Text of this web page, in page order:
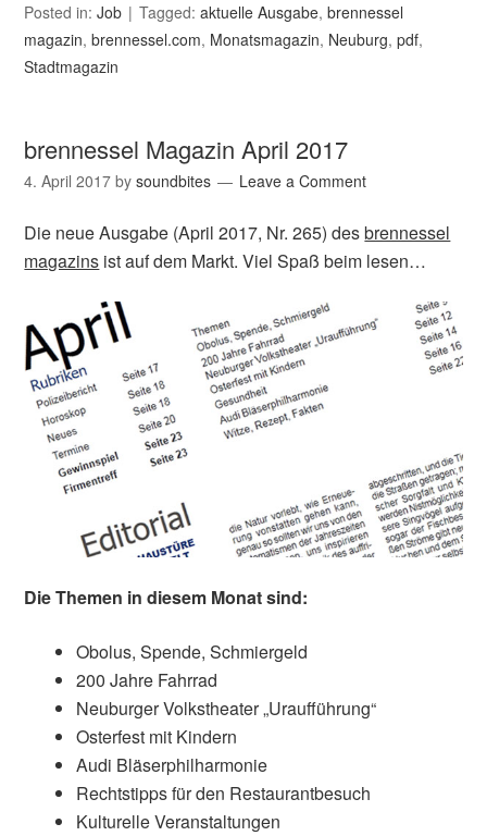
Posted in:Job Tagged:aktuelle Ausgabe,brennessel
magazin,brennessel.com, Monatsmagazin, Neuburg,pdf,
Stadtmagazin
brennessel Magazin April 2017
4. April 2017 bysoundbites Leave a Comment
Die neue Ausgabe (April 2017, Nr. 265) desbrennessel
magazins ist auf dem Markt. Viel Spaß beim lesen…
Die Themen in diesem Monat sind:
Obolus, Spende, Schmiergeld
200 Jahre Fahrrad
Neuburger Volkstheater „Uraufführung“
Osterfest mit Kindern
Audi Bläserphilharmonie
Rechtstipps für den Restaurantbesuch
Kulturelle Veranstaltungen